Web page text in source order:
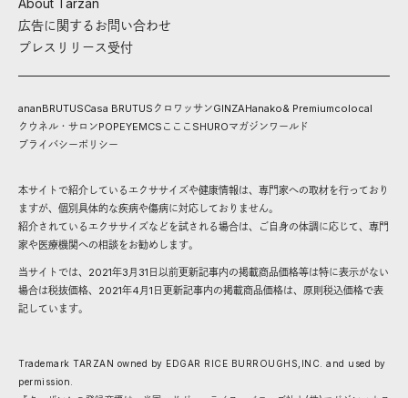
About Tarzan
広告に関するお問い合わせ
プレスリリース受付
ananBRUTUSCasa BRUTUS クロワッサンGINZAHanako& Premiumcolocal
クウネル・サロンPOPEYEMCS こここ SHUROマガジンワールド
プライバシーポリシー
本サイトで紹介しているエクササイズや健康情報は、専門家への取材を行っており
ますが、個別具体的な疾病や傷病に対応しておりません。
紹介されているエクササイズなどを試される場合は、ご自身の体調に応じて、専門
家や医療機関への相談をお勧めします。
当サイトでは、2021年3月31日以前更新記事内の掲載商品価格等は特に表示がない
場合は税抜価格、2021年4月1日更新記事内の掲載商品価格は、原則税込価格で表
記しています。
Trademark TARZAN owned by EDGAR RICE BURROUGHS,INC. and used by
permission.